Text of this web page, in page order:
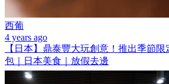
西葡
4 years ago
【日本】鼎泰豐大玩創意！推出季節
包｜日本美食｜放假去邊